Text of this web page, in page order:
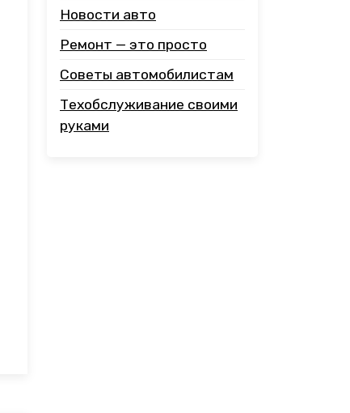
Новости авто
Ремонт — это просто
Советы автомобилистам
Техобслуживание своими
руками